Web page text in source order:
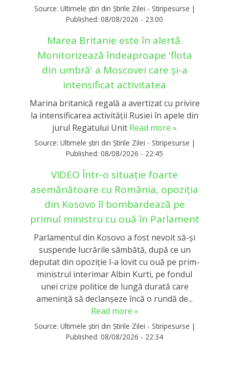
Source: Ultimele știri din Știrile Zilei - Stiripesurse |
Published: 08/08/2026 - 23:00
Marea Britanie este în alertă.
Monitorizează îndeaproape 'flota
din umbră' a Moscovei care și-a
intensificat activitatea
Marina britanică regală a avertizat cu privire
la intensificarea activităţii Rusiei în apele din
jurul Regatului Unit Read more »
Source: Ultimele știri din Știrile Zilei - Stiripesurse |
Published: 08/08/2026 - 22:45
VIDEO Într-o situație foarte
asemănătoare cu România, opoziția
din Kosovo îl bombardează pe
primul ministru cu ouă în Parlament
Parlamentul din Kosovo a fost nevoit să-și
suspende lucrările sâmbătă, după ce un
deputat din opoziție l-a lovit cu ouă pe prim-
ministrul interimar Albin Kurti, pe fondul
unei crize politice de lungă durată care
amenință să declanșeze încă o rundă de...
Read more »
Source: Ultimele știri din Știrile Zilei - Stiripesurse |
Published: 08/08/2026 - 22:34